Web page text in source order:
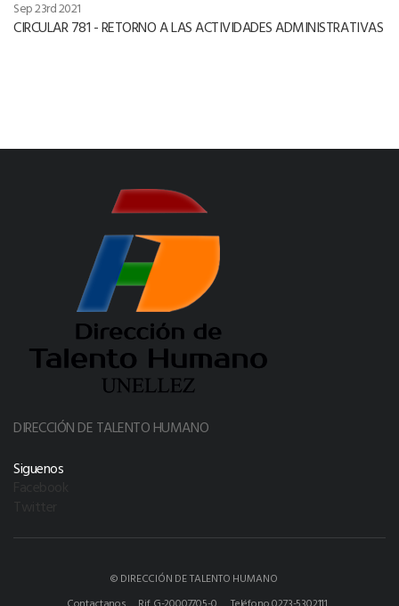
Sep 23rd 2021
CIRCULAR 781 - RETORNO A LAS ACTIVIDADES ADMINISTRATIVAS
DIRECCIÓN DE TALENTO HUMANO
Siguenos
© DIRECCIÓN DE TALENTO HUMANO
Contactanos
Rif G-20007705-0. Teléfono 0273-5302111